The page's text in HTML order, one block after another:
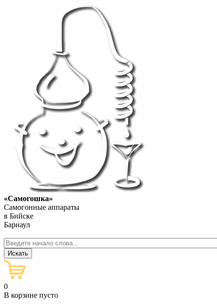
«Самогошка»
Самогонные аппараты
в Бийске
Барнаул
0
В корзине пусто